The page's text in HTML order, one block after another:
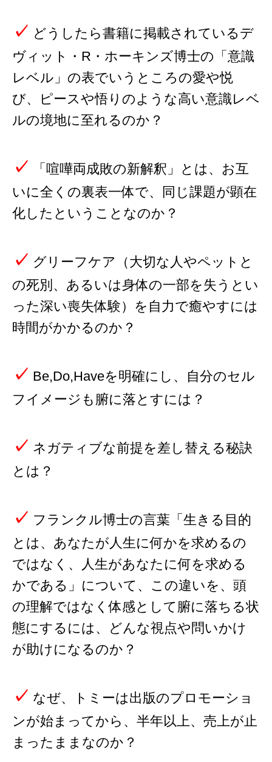
✓ どうしたら書籍に掲載されているデ
ヴィット・R・ホーキンズ博士の「意識
レベル」の表でいうところの愛や悦
び、ピースや悟りのような高い意識レベ
ルの境地に至れるのか？
✓ 「喧嘩両成敗の新解釈」とは、お互
いに全くの裏表一体で、同じ課題が顕在
化したということなのか？
✓ グリーフケア（大切な人やペットと
の死別、あるいは身体の一部を失うとい
った深い喪失体験）を自力で癒やすには
時間がかかるのか？
✓ Be,Do,Haveを明確にし、自分のセル
フイメージも腑に落とすには？
✓ ネガティブな前提を差し替える秘訣
とは？
✓ フランクル博士の言葉「生きる目的
とは、あなたが人生に何かを求めるの
ではなく、人生があなたに何を求める
かである」について、この違いを、頭
の理解ではなく体感として腑に落ちる状
態にするには、どんな視点や問いかけ
が助けになるのか？
✓ なぜ、トミーは出版のプロモーショ
ンが始まってから、半年以上、売上が止
まったままなのか？